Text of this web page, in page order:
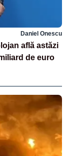
Daniel Onescu
află astăzi
de euro